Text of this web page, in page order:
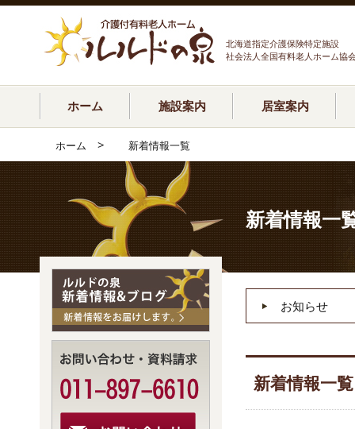
北海道指定介護保険特定施設
社会法人全国有料老人ホーム協
ホーム 施設案内 居室案内
ホーム > 新着情報一覧
新着情報一
お知らせ
新着情報一覧